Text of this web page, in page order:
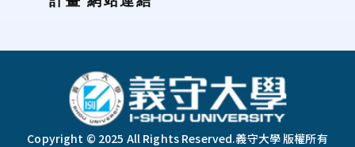
Copyright © 2025 All Rights Reserved.義守大學 版權所有